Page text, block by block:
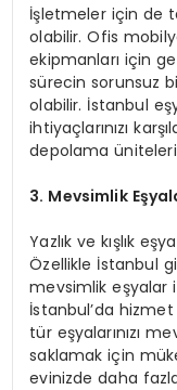
İşletmeler için de
olabilir. Ofis
ekipmanları için
sürecin sorunsuz
olabilir. İstanbul
ihtiyaçlarınızı
depolama
3. Mevsimlik
Yazlık ve kışlık
Özellikle İstanbul
mevsimlik eşyalar
İstanbul’da
tür eşyalarınızı
saklamak için
evinizde daha